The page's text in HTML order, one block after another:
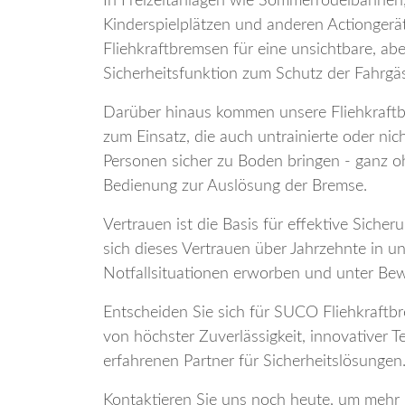
Kinderspielplätzen und anderen
Fliehkraftbremsen für eine unsichtbare,
Sicherheitsfunktion zum Schutz der
Darüber hinaus kommen unsere
zum Einsatz, die auch untrainierte oder
Personen sicher zu Boden bringen - ganz
Bedienung zur Auslösung der Bremse.
Vertrauen ist die Basis für effektive
sich dieses Vertrauen über Jahrzehnte in
Notfallsituationen erworben und unter
Entscheiden Sie sich für SUCO
von höchster Zuverlässigkeit, innovativer
erfahrenen Partner für Sicherheitslösungen.
Kontaktieren Sie uns noch heute, um